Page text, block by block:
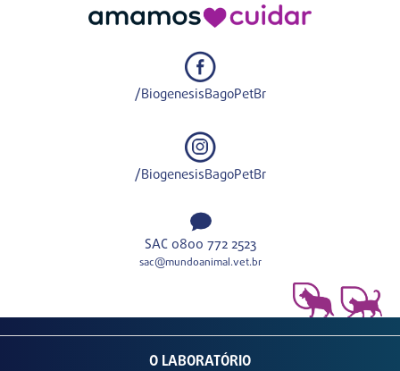
/BiogenesisBagoPetBr
/BiogenesisBagoPetBr
SAC 0800 772 2523
sac@mundoanimal.vet.br
O LABORATÓRIO